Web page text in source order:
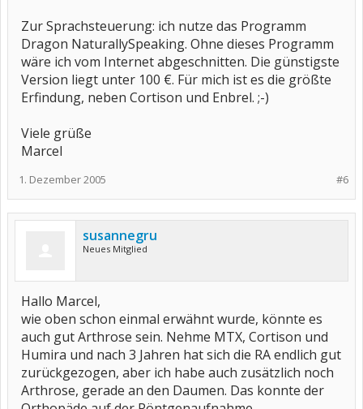
Zur Sprachsteuerung: ich nutze das Programm
Dragon NaturallySpeaking. Ohne dieses Programm
wäre ich vom Internet abgeschnitten. Die günstigste
Version liegt unter 100 €. Für mich ist es die größte
Erfindung, neben Cortison und Enbrel. ;-)
Viele grüße
Marcel
#6
1. Dezember 2005
susannegru
Neues Mitglied
Hallo Marcel,
wie oben schon einmal erwähnt wurde, könnte es
auch gut Arthrose sein. Nehme MTX, Cortison und
Humira und nach 3 Jahren hat sich die RA endlich gut
zurückgezogen, aber ich habe auch zusätzlich noch
Arthrose, gerade an den Daumen. Das konnte der